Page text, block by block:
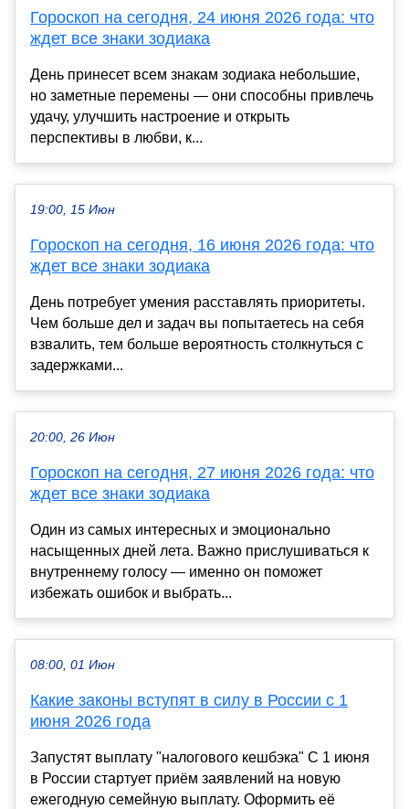
Гороскоп на сегодня, 24 июня 2026 года: что
ждет все знаки зодиака
День принесет всем знакам зодиака небольшие,
но заметные перемены — они способны привлечь
удачу, улучшить настроение и открыть
перспективы в любви, к...
19:00, 15 Июн
Гороскоп на сегодня, 16 июня 2026 года: что
ждет все знаки зодиака
День потребует умения расставлять приоритеты.
Чем больше дел и задач вы попытаетесь на себя
взвалить, тем больше вероятность столкнуться с
задержками...
20:00, 26 Июн
Гороскоп на сегодня, 27 июня 2026 года: что
ждет все знаки зодиака
Один из самых интересных и эмоционально
насыщенных дней лета. Важно прислушиваться к
внутреннему голосу — именно он поможет
избежать ошибок и выбрать...
08:00, 01 Июн
Какие законы вступят в силу в России с 1
июня 2026 года
Запустят выплату "налогового кешбэка" С 1 июня
в России стартует приём заявлений на новую
ежегодную семейную выплату. Оформить её